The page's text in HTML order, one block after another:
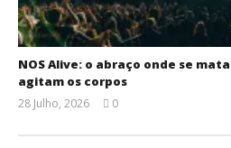
NOS Alive: o abraço onde se
agitam os corpos
28 Julho, 2026
Ventura
0